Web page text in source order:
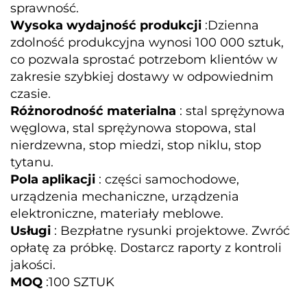
sprawność.
Wysoka wydajność produkcji :Dzienna
zdolność produkcyjna wynosi 100 000 sztuk,
co pozwala sprostać potrzebom klientów w
zakresie szybkiej dostawy w odpowiednim
czasie.
Różnorodność materialna : stal sprężynowa
węglowa, stal sprężynowa stopowa, stal
nierdzewna, stop miedzi, stop niklu, stop
tytanu.
Pola aplikacji : części samochodowe,
urządzenia mechaniczne, urządzenia
elektroniczne, materiały meblowe.
Usługi : Bezpłatne rysunki projektowe. Zwróć
opłatę za próbkę. Dostarcz raporty z kontroli
jakości.
MOQ :100 SZTUK